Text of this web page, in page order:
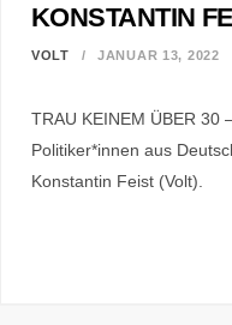
KONSTANTIN
VOLT JANUAR 13, 2022
TRAU KEINEM ÜBER 30
Politiker*innen aus
Konstantin Feist (Volt).